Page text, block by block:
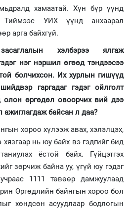
хамаатай. Хүн бүр үүнд
Тиймээс УИХ үүнд анхаарал
арга байхгүй.
хэлбэрээ ялгаж
нэг нэршил өгөөд тэндээсээ
болчихсон. Их хурлын гишүүд
гаргадаг гэдэг ойлголт
олон өргөдөл овоорчих вий дээ
ажиглагдаж байсан л даа?
хороо хүлээж авах, хэлэлцэх,
нь юу байх вэ гэдгийг бид
ёстой байх. Гүйцэтгэх
зөрчиж байна уу, үгүй юу гэдэг
1111 төвөөр дамжуулаад
Өргөдлийн байнгын хороо бол
хөндсөн асуудлаар бодлогын